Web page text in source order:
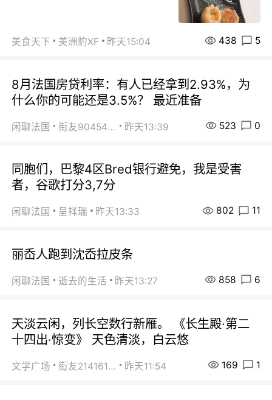
美食天下 美洲豹XF 昨天15:04 438 5
8月法国房贷利率：有人已经拿到2.93%，为
什么你的可能还是3.5%？ 最近准备
闲聊法国 街友90454511 昨天13:39 523 0
同胞们，巴黎4区Bred银行避免，我是受害
者，谷歌打分3,7分
闲聊法国 呈祥瑞 昨天13:33 802 11
丽岙人跑到沈岙拉皮条
闲聊法国 逝去的生活 昨天13:27 858 6
天淡云闲，列长空数行新雁。 《长生殿·第二
十四出·惊变》 天色清淡，白云悠
文学广场 街友21416156 昨天11:54 169 1